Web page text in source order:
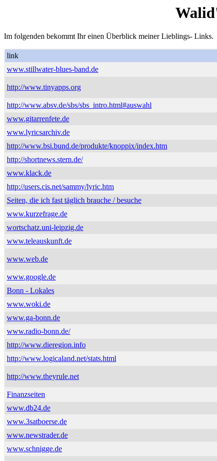
Im folgenden bekommt Ihr einen Überblick meiner Lieblings- Links.
link
www.stillwater-blues-band.de
http://www.tinyapps.org
http://www.absv.de/sbs/sbs_intro.html#auswahl
www.gitarrenfete.de
www.lyricsarchiv.de
http://www.bsi.bund.de/produkte/knoppix/index.htm
http://shortnews.stern.de/
www.klack.de
http://users.cis.net/sammy/lyric.htm
Seiten, die ich fast täglich brauche / besuche
www.kurzefrage.de
wortschatz.uni-leipzig.de
www.teleauskunft.de
www.web.de
www.google.de
Bonn - Lokales
www.woki.de
www.ga-bonn.de
www.radio-bonn.de/
http://www.dieregion.info
http://www.logicaland.net/stats.html
http://www.theyrule.net
Finanzseiten
www.db24.de
www.3satboerse.de
www.newstrader.de
www.schnigge.de